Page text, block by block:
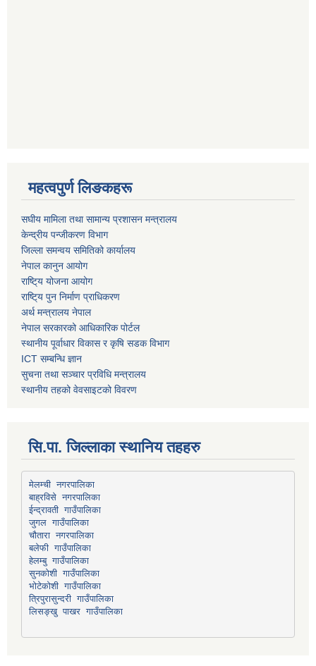
महत्वपुर्ण लिङकहरू
स‌घीय मामिला तथा सामान्य प्रशासन मन्त्रालय
केन्द्रीय पन्जीकरण विभाग
जिल्ला समन्वय समितिको कार्यालय
नेपाल कानुन आयोग
राष्टि्य योजना आयोग
राष्टि्य पुन निर्माण प्राधिकरण
अर्थ मन्त्रालय नेपाल
नेपाल सरकारको आधिकारिक पोर्टल
स्थानीय पूर्वाधार विकास र कृषि सडक विभाग
ICT सम्बन्धि ज्ञान
सुचना तथा सञ्चार प्रविधि मन्त्रालय
स्थानीय तहको वेवसाइटको विवरण
सि.पा. जिल्लाका स्थानिय तहहरु
मेलम्ची नगरपालिका
बाह्रविसे नगरपालिका
ईन्द्रावती गाउँपालिका
जुगल गाउँपालिका
चौतारा नगरपालिका
बलेफी गाउँपालिका
हेलम्बु गाउँपालिका
सुनकोशी गाउँपालिका
भोटेकोशी गाउँपालिका
त्रिपुरासुन्दरी गाउँपालिका
लिसङ्खु पाखर गाउँपालिका